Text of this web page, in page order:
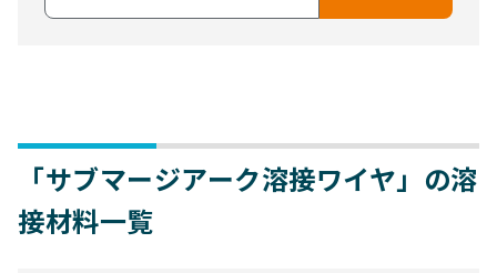
「サブマージアーク溶接ワイヤ」の溶
接材料一覧